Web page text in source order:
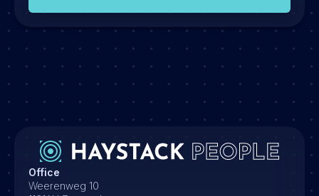
Office
Weerenweg 10